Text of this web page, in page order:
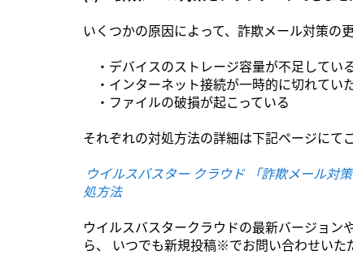
いくつかの原因によって、詐欺メール対策の
・デバイスのストレージ容量が不足してい
・インターネット接続が一時的に切れてい
・ファイルの破損が起こっている
それぞれの対処方法の詳細は下記ページにて
ウイルスバスター クラウド 「詐欺メール対
処方法
ウイルスバスタークラウドの最新バージョ
ら、 いつでも新規投稿※でお問い合わせいた